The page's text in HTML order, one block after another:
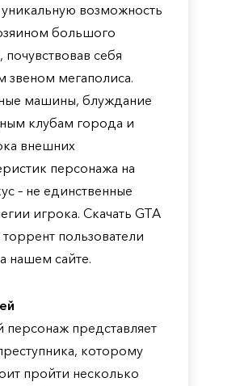
возможность
большого
почувствовав себя
звеном мегаполиса.
машины, блуждание
клубам города и
внешних
персонажа на
– не единственные
игрока. Скачать GTA
торрент пользователи
нашем сайте.
персонаж представляет
которому
пройти несколько